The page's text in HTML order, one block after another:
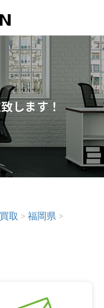
します！
取 > 福岡県 >